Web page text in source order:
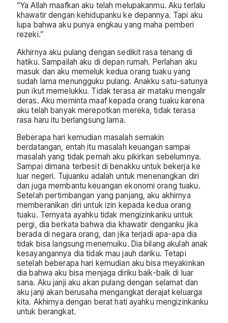
“Ya Allah maafkan aku telah melupakanmu. Aku terlalu
khawatir dengan kehidupanku ke depannya. Tapi aku
lupa bahwa aku punya engkau yang maha pemberi
rezeki.”
Akhirnya aku pulang dengan sedikit rasa tenang di
hatiku. Sampailah aku di depan rumah. Perlahan aku
masuk dan aku memeluk kedua orang tuaku yang
sudah lama menungguku pulang. Anakku satu-satunya
pun ikut memelukku. Tidak terasa air mataku mengalir
deras. Aku meminta maaf kepada orang tuaku karena
aku telah banyak merepotkan mereka, tidak terasa
rasa haru itu berlangsung lama.
Beberapa hari kemudian masalah semakin
berdatangan, entah itu masalah keuangan sampai
masalah yang tidak pernah aku pikirkan sebelumnya.
Sampai dimana terbesit di benakku untuk bekerja ke
luar negeri. Tujuanku adalah untuk menenangkan diri
dan juga membantu keuangan ekonomi orang tuaku.
Setelah pertimbangan yang panjang, aku akhirnya
memberanikan diri untuk izin kepada kedua orang
tuaku. Ternyata ayahku tidak mengizinkanku untuk
pergi, dia berkata bahwa dia khawatir denganku jika
berada di negara orang, dan jika terjadi apa-apa dia
tidak bisa langsung menemuiku. Dia bilang akulah anak
kesayangannya dia tidak mau jauh dariku. Tetapi
setelah beberapa hari kemudian aku bisa meyakinkan
dia bahwa aku bisa menjaga diriku baik-baik di luar
sana. Aku janji aku akan pulang dengan selamat dan
aku janji akan berusaha mengangkat derajat keluarga
kita. Akhirnya dengan berat hati ayahku mengizinkanku
untuk berangkat.